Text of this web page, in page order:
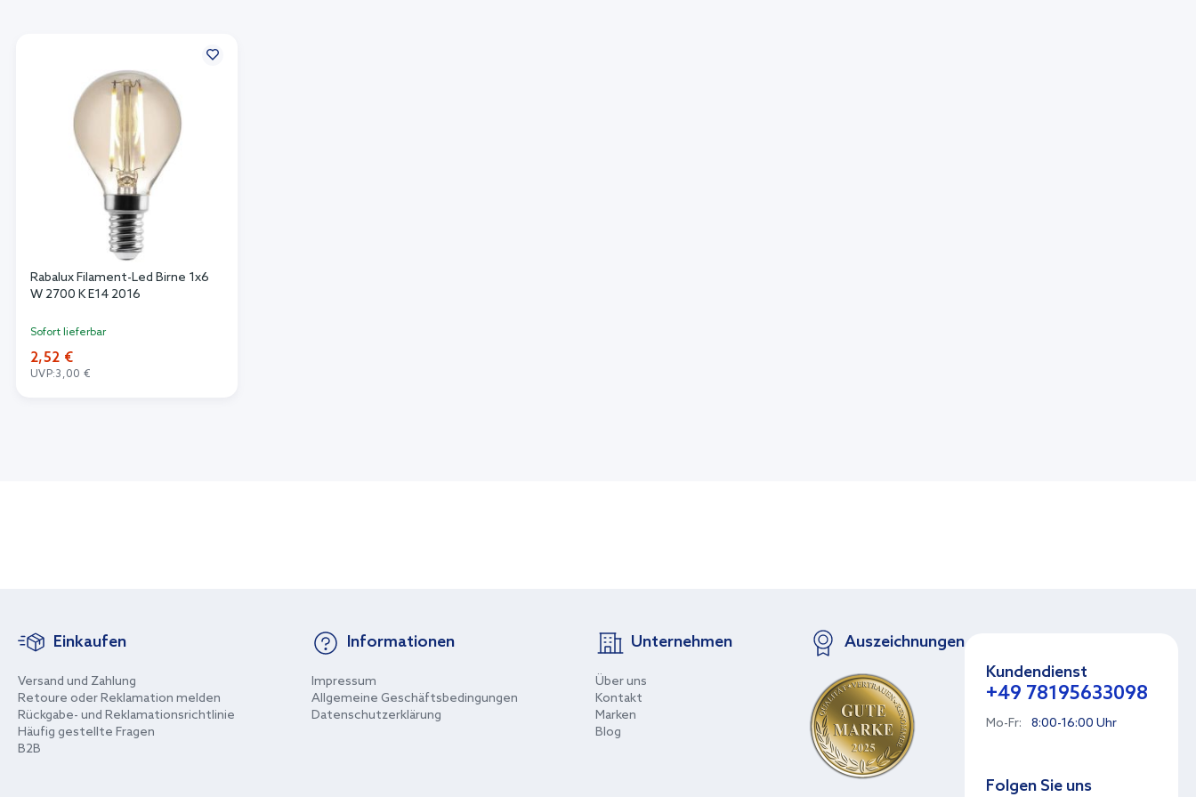
Rabalux Filament-Led Birne 1x6
W 2700 K E14 2016
Sofort lieferbar
2,52 €
UVP:3,00 €
Einkaufen
Versand und Zahlung
Retoure oder Reklamation melden
Rückgabe- und Reklamationsrichtlinie
Häufig gestellte Fragen
B2B
Informationen
Impressum
Allgemeine Geschäftsbedingungen
Datenschutzerklärung
Unternehmen
Über uns
Kontakt
Marken
Blog
Auszeichnungen
Kundendienst
+49 78195633098
Mo-Fr: 8:00-16:00 Uhr
Folgen Sie uns